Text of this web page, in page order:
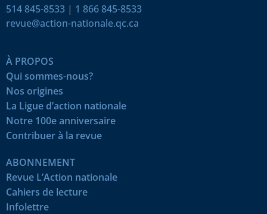
514 845-8533 | 1 866 845-8533
revue@action-nationale.qc.ca
À PROPOS
Qui sommes-nous?
Nos origines
La Ligue d’action nationale
Notre 100e anniversaire
Contribuer à la revue
ABONNEMENT
Revue L’Action nationale
Cahiers de lecture
Infolettre